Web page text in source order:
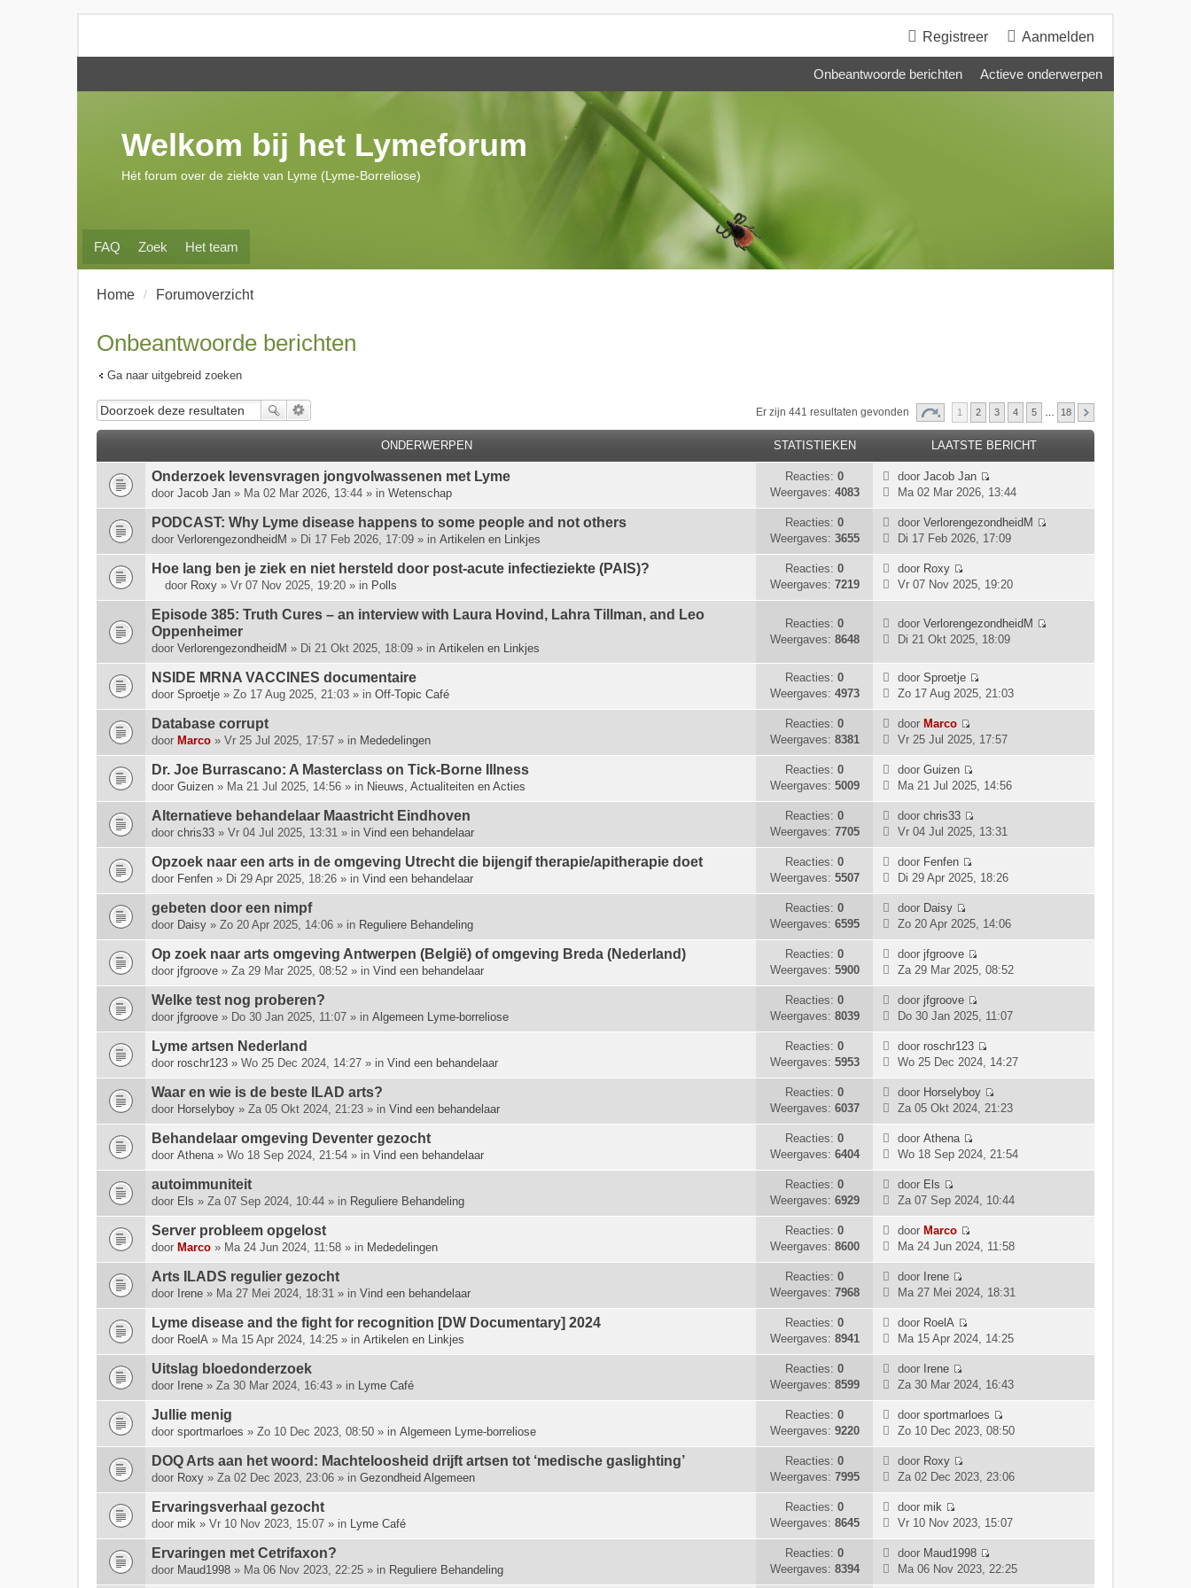
Aanmelden
Registreer
Onbeantwoorde berichten Actieve onderwerpen
FAQ Zoek Het team
Welkom bij het Lymeforum
Hét forum over de ziekte van Lyme (Lyme-Borreliose)
Home Forumoverzicht
Onbeantwoorde berichten
Ga naar uitgebreid zoeken
Er zijn 441 resultaten gevonden 1 2 3 4 5 18
ONDERWERPEN STATISTIEKEN LAATSTE BERICHT
Onderzoek levensvragen jongvolwassenen met Lyme
door Jacob Jan » Ma 02 Mar 2026, 13:44 » in Wetenschap
Reacties: 0
Weergaves: 4083
door Jacob Jan
B
k
i
j
l
a
t
s
t
b
e
i
c
t
Ma 02 Mar 2026, 13:44
PODCAST: Why Lyme disease happens to some people and not others
door VerlorengezondheidM » Di 17 Feb 2026, 17:09 » in Artikelen en Linkjes
Reacties: 0
Weergaves: 3655
door VerlorengezondheidM
j
a
t
e
c
Di 17 Feb 2026, 17:09
Hoe lang ben je ziek en niet hersteld door post-acute infectieziekte (PAIS)?
i
t
o
n
d
e
r
w
e
r
p
h
e
e
f
e
e
p
e
i
l
n
g
door Roxy » Vr 07 Nov 2025, 19:20 » in Polls
Reacties: 0
Weergaves: 7219
door Roxy
B
i
j
k
l
a
a
t
s
t
e
b
e
r
i
c
h
t
Vr 07 Nov 2025, 19:20
Episode 385: Truth Cures – an interview with Laura Hovind, Lahra Tillman, and Leo
Oppenheimer
door VerlorengezondheidM » Di 21 Okt 2025, 18:09 » in Artikelen en Linkjes
Reacties: 0
Weergaves: 8648
door VerlorengezondheidM
k
t
Di 21 Okt 2025, 18:09
NSIDE MRNA VACCINES documentaire
door Sproetje » Zo 17 Aug 2025, 21:03 » in Off-Topic Café
Reacties: 0
Weergaves: 4973
door Sproetje
B
i
j
a
t
s
e
b
h
Zo 17 Aug 2025, 21:03
Database corrupt
door Marco » Vr 25 Jul 2025, 17:57 » in Mededelingen
Reacties: 0
Weergaves: 8381
door Marco
B
k
i
j
k
l
a
a
t
s
e
b
e
r
i
c
h
t
Vr 25 Jul 2025, 17:57
Dr. Joe Burrascano: A Masterclass on Tick-Borne Illness
door Guizen » Ma 21 Jul 2025, 14:56 » in Nieuws, Actualiteiten en Acties
Reacties: 0
Weergaves: 5009
door Guizen
B
k
j
l
a
t
s
t
e
b
e
r
c
h
Ma 21 Jul 2025, 14:56
Alternatieve behandelaar Maastricht Eindhoven
door chris33 » Vr 04 Jul 2025, 13:31 » in Vind een behandelaar
Reacties: 0
Weergaves: 7705
door chris33
B
j
l
a
a
t
s
t
e
b
e
r
i
c
h
Vr 04 Jul 2025, 13:31
Opzoek naar een arts in de omgeving Utrecht die bijengif therapie/apitherapie doet
door Fenfen » Di 29 Apr 2025, 18:26 » in Vind een behandelaar
Reacties: 0
Weergaves: 5507
door Fenfen
B
i
j
k
l
a
a
t
s
t
e
b
e
r
c
h
Di 29 Apr 2025, 18:26
gebeten door een nimpf
door Daisy » Zo 20 Apr 2025, 14:06 » in Reguliere Behandeling
Reacties: 0
Weergaves: 6595
door Daisy
B
k
i
j
k
l
a
a
t
s
t
e
b
e
r
i
h
Zo 20 Apr 2025, 14:06
Op zoek naar arts omgeving Antwerpen (België) of omgeving Breda (Nederland)
door jfgroove » Za 29 Mar 2025, 08:52 » in Vind een behandelaar
Reacties: 0
Weergaves: 5900
door jfgroove
B
i
j
k
l
a
a
t
s
e
b
r
h
Za 29 Mar 2025, 08:52
Welke test nog proberen?
door jfgroove » Do 30 Jan 2025, 11:07 » in Algemeen Lyme-borreliose
Reacties: 0
Weergaves: 8039
door jfgroove
B
k
i
j
k
l
a
t
s
e
b
r
i
h
Do 30 Jan 2025, 11:07
Lyme artsen Nederland
door roschr123 » Wo 25 Dec 2024, 14:27 » in Vind een behandelaar
Reacties: 0
Weergaves: 5953
door roschr123
B
k
i
j
a
t
s
e
b
r
h
Wo 25 Dec 2024, 14:27
Waar en wie is de beste ILAD arts?
door Horselyboy » Za 05 Okt 2024, 21:23 » in Vind een behandelaar
Reacties: 0
Weergaves: 6037
door Horselyboy
B
i
j
l
a
t
s
e
b
r
i
h
Za 05 Okt 2024, 21:23
Behandelaar omgeving Deventer gezocht
door Athena» Wo 18 Sep 2024, 21:54 » in Vind een behandelaar
Reacties: 0
Weergaves: 6404
door Athena
B
i
j
l
a
t
s
e
b
r
c
h
Wo 18 Sep 2024, 21:54
autoimmuniteit
door Els » Za 07 Sep 2024, 10:44 » in Reguliere Behandeling
Reacties: 0
Weergaves: 6929
door Els
B
k
j
k
a
a
t
s
t
e
b
e
r
i
c
h
Za 07 Sep 2024, 10:44
Server probleem opgelost
door Marco » Ma 24 Jun 2024, 11:58 » in Mededelingen
Reacties: 0
Weergaves: 8600
door Marco
B
i
j
l
a
t
s
t
e
b
r
h
t
Ma 24 Jun 2024, 11:58
Arts ILADS regulier gezocht
door Irene » Ma 27 Mei 2024, 18:31 » in Vind een behandelaar
Reacties: 0
Weergaves: 7968
door Irene
B
k
i
j
l
a
a
t
s
t
e
b
r
i
c
h
Ma 27 Mei 2024, 18:31
Lyme disease and the fight for recognition [DW Documentary] 2024
door RoelA » Ma 15 Apr 2024, 14:25 » in Artikelen en Linkjes
Reacties: 0
Weergaves: 8941
door RoelA
B
i
j
k
l
a
t
s
e
b
e
r
Ma 15 Apr 2024, 14:25
Uitslag bloedonderzoek
door Irene » Za 30 Mar 2024, 16:43 » in Lyme Café
Reacties: 0
Weergaves: 8599
door Irene
B
k
i
j
k
l
a
t
s
t
e
Za 30 Mar 2024, 16:43
Jullie menig
door sportmarloes » Zo 10 Dec 2023, 08:50 » in Algemeen Lyme-borreliose
Reacties: 0
Weergaves: 9220
door sportmarloes
B
i
j
l
a
t
Zo 10 Dec 2023, 08:50
DOQ Arts aan het woord: Machte­loosheid drijft artsen tot ‘medische gas­lighting’
door Roxy » Za 02 Dec 2023, 23:06 » in Gezondheid Algemeen
Reacties: 0
Weergaves: 7995
door Roxy
B
i
j
k
l
a
Za 02 Dec 2023, 23:06
Ervaringsverhaal gezocht
door mik » Vr 10 Nov 2023, 15:07 » in Lyme Café
Reacties: 0
Weergaves: 8645
door mik
B
k
j
Vr 10 Nov 2023, 15:07
Ervaringen met Cetrifaxon?
door Maud1998 » Ma 06 Nov 2023, 22:25 » in Reguliere Behandeling
Reacties: 0
Weergaves: 8394
door Maud1998
B
Ma 06 Nov 2023, 22:25